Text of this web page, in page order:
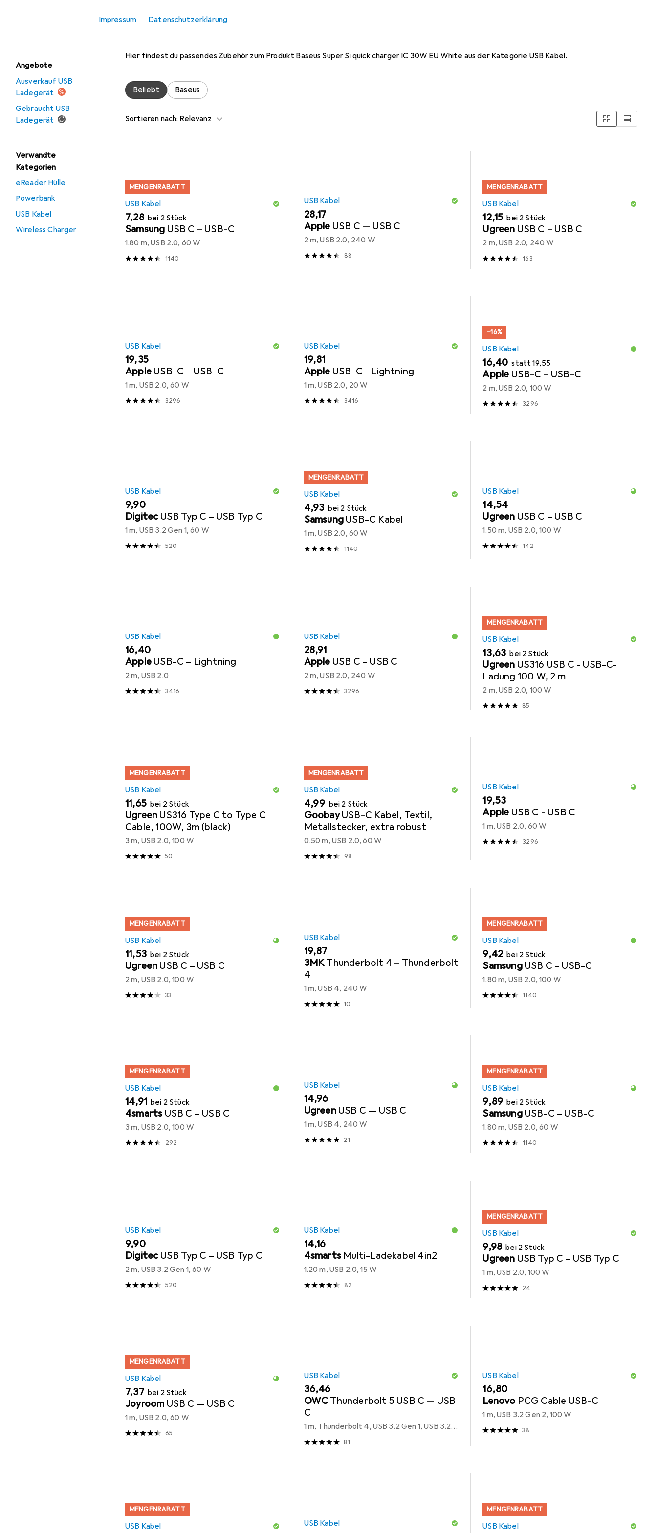
Impressum Datenschutzerklärung
Angebote
Ausverkauf USB
Ladegerät
Gebraucht USB
Ladegerät
Verwandte
Kategorien
eReader Hülle
Powerbank
USB Kabel
Wireless Charger
Zubehör für Baseus Super Si quick charger IC 30W EU White
Hier findest du passendes Zubehör zum Produkt Baseus Super Si quick charger IC 30W EU White aus der Kategorie USB Kabel.
Beliebt Baseus
Sortieren nach: Relevanz
MENGENRABATT
USB Kabel
EUR
7,28 bei 2 Stück
Samsung USB C – USB-C
1.80 m, USB 2.0, 60 W
1140
USB Kabel
EUR
28,17
Apple USB C — USB C
2 m, USB 2.0, 240 W
88
MENGENRABATT
USB Kabel
EUR
12,15 bei 2 Stück
Ugreen USB C – USB C
2 m, USB 2.0, 240 W
163
USB Kabel
EUR
19,35
Apple USB-C – USB-C
1 m, USB 2.0, 60 W
3296
USB Kabel
EUR
19,81
Apple USB-C - Lightning
1 m, USB 2.0, 20 W
3416
−16%
USB Kabel
EUR
16,40 stattEUR
19,55
Apple USB-C – USB-C
2 m, USB 2.0, 100 W
3296
USB Kabel
EUR
9,90
Digitec USB Typ C – USB Typ C
1 m, USB 3.2 Gen 1, 60 W
520
MENGENRABATT
USB Kabel
EUR
4,93 bei 2 Stück
Samsung USB-C Kabel
1 m, USB 2.0, 60 W
1140
USB Kabel
EUR
14,54
Ugreen USB C – USB C
1.50 m, USB 2.0, 100 W
142
USB Kabel
EUR
16,40
Apple USB-C – Lightning
2 m, USB 2.0
3416
USB Kabel
EUR
28,91
Apple USB C – USB C
2 m, USB 2.0, 240 W
3296
MENGENRABATT
USB Kabel
EUR
13,63 bei 2 Stück
Ugreen US316 USB C - USB-C-
Ladung 100 W, 2 m
2 m, USB 2.0, 100 W
85
MENGENRABATT
USB Kabel
EUR
11,65 bei 2 Stück
Ugreen US316 Type C to Type C
Cable, 100W, 3m (black)
3 m, USB 2.0, 100 W
50
MENGENRABATT
USB Kabel
EUR
4,99 bei 2 Stück
Goobay USB-C Kabel, Textil,
Metallstecker, extra robust
0.50 m, USB 2.0, 60 W
98
USB Kabel
EUR
19,53
Apple USB C - USB C
1 m, USB 2.0, 60 W
3296
MENGENRABATT
USB Kabel
EUR
11,53 bei 2 Stück
Ugreen USB C – USB C
2 m, USB 2.0, 100 W
33
USB Kabel
EUR
19,87
3MKThunderbolt 4 – Thunderbolt
4
1 m, USB 4, 240 W
10
MENGENRABATT
USB Kabel
EUR
9,42 bei 2 Stück
Samsung USB C – USB-C
1.80 m, USB 2.0, 100 W
1140
MENGENRABATT
USB Kabel
EUR
14,91 bei 2 Stück
4smarts USB C – USB C
3 m, USB 2.0, 100 W
292
USB Kabel
EUR
14,96
Ugreen USB C — USB C
1 m, USB 4, 240 W
21
MENGENRABATT
USB Kabel
EUR
9,89 bei 2 Stück
Samsung USB-C – USB-C
1.80 m, USB 2.0, 60 W
1140
USB Kabel
EUR
9,90
Digitec USB Typ C – USB Typ C
2 m, USB 3.2 Gen 1, 60 W
520
USB Kabel
EUR
14,16
4smarts Multi-Ladekabel 4in2
1.20 m, USB 2.0, 15 W
82
MENGENRABATT
USB Kabel
EUR
9,98 bei 2 Stück
Ugreen USB Typ C – USB Typ C
1 m, USB 2.0, 100 W
24
MENGENRABATT
USB Kabel
EUR
7,37 bei 2 Stück
Joyroom USB C — USB C
1 m, USB 2.0, 60 W
65
USB Kabel
EUR
36,46
OWC Thunderbolt 5 USB C — USB
C
1 m, Thunderbolt 4, USB 3.2 Gen 1, USB 3.2 Gen 2, USB 4, 240 W
81
USB Kabel
EUR
16,80
Lenovo PCG Cable USB-C
1 m, USB 3.2 Gen 2, 100 W
38
MENGENRABATT
USB Kabel USB Kabel
MENGENRABATT
USB Kabel